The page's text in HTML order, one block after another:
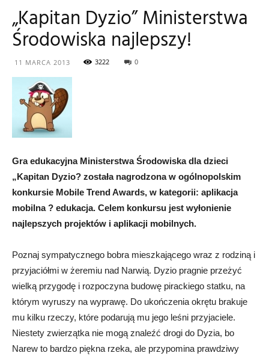
ekologiczna
„Kapitan Dyzio” Ministerstwa
Środowiska najlepszy!
11 MARCA 2013 3222 0
Gra edukacyjna Ministerstwa Środowiska dla dzieci
„Kapitan Dyzio? została nagrodzona w ogólnopolskim
konkursie Mobile Trend Awards, w kategorii: aplikacja
mobilna ? edukacja. Celem konkursu jest wyłonienie
najlepszych projektów i aplikacji mobilnych.
Poznaj sympatycznego bobra mieszkającego wraz z rodziną i
przyjaciółmi w żeremiu nad Narwią. Dyzio pragnie przeżyć
wielką przygodę i rozpoczyna budowę pirackiego statku, na
którym wyruszy na wyprawę. Do ukończenia okrętu brakuje
mu kilku rzeczy, które podarują mu jego leśni przyjaciele.
Niestety zwierzątka nie mogą znaleźć drogi do Dyzia, bo
Narew to bardzo piękna rzeka, ale przypomina prawdziwy